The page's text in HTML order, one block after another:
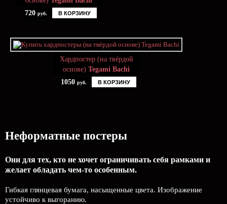
720 руб. В КОРЗИНУ
Хардпостер (на твёрдой
основе) Tegami Bachi
1050 руб. В КОРЗИНУ
Неформатные постеры
Они для тех, кто не хочет ограничивать себя рамками и
желает обладать чем-то особенным.
Гибкая глянцевая бумага, насыщенные цвета. Изображение
устойчиво к выгоранию.